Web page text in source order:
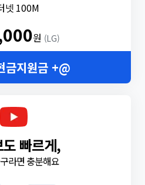
넷 100M
원 (LG)
금지원금 +@
빠르게,
라면 충분해요